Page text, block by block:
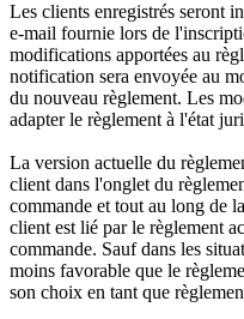
Les clients enregistrés seront
e-mail fournie lors de
modifications apportées au
notification sera envoyée au
du nouveau règlement. Les
adapter le règlement à l'état
La version actuelle du
client dans l'onglet du
commande et tout au long de
client est lié par le règlement
commande. Sauf dans les
moins favorable que le
son choix en tant que